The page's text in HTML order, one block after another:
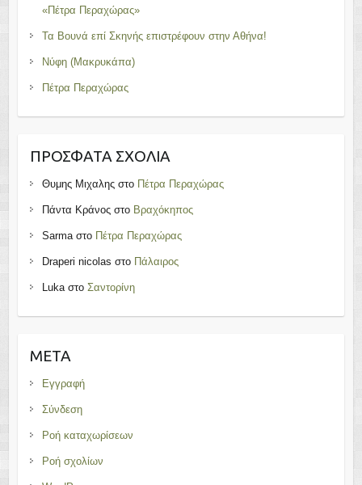
«Πέτρα Περαχώρας»
Τα Βουνά επί Σκηνής επιστρέφουν στην Αθήνα!
Νύφη (Μακρυκάπα)
Πέτρα Περαχώρας
ΠΡΌΣΦΑΤΑ ΣΧΌΛΙΑ
Θυμης Μιχαληςστο Πέτρα Περαχώρας
Πάντα Κράνοςστο Βραχόκηπος
Sarmaστο Πέτρα Περαχώρας
Draperi nicolas στο Πάλαιρος
Lukaστο Σαντορίνη
META
Εγγραφή
Σύνδεση
Ροή καταχωρίσεων
Ροή σχολίων